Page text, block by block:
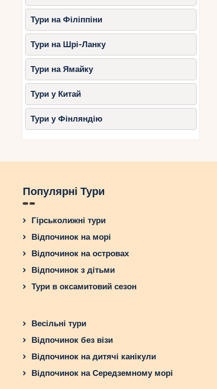
Тури на Філіппіни
Тури на Шрі-Ланку
Тури на Ямайку
Тури у Китай
Тури у Фінляндію
Популярні Тури
Гірськолижні тури
Відпочинок на морі
Відпочинок на островах
Відпочинок з дітьми
Тури в оксамитовий сезон
Весільні тури
Відпочинок без візи
Відпочинок на дитячі канікули
Відпочинок на Середземному морі